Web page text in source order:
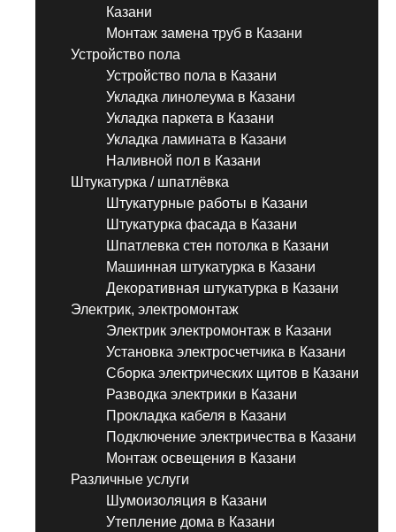
Казани
Монтаж замена труб в Казани
Устройство пола
Устройство пола в Казани
Укладка линолеума в Казани
Укладка паркета в Казани
Укладка ламината в Казани
Наливной пол в Казани
Штукатурка / шпатлёвка
Штукатурные работы в Казани
Штукатурка фасада в Казани
Шпатлевка стен потолка в Казани
Машинная штукатурка в Казани
Декоративная штукатурка в Казани
Электрик, электромонтаж
Электрик электромонтаж в Казани
Установка электросчетчика в Казани
Сборка электрических щитов в Казани
Разводка электрики в Казани
Прокладка кабеля в Казани
Подключение электричества в Казани
Монтаж освещения в Казани
Различные услуги
Шумоизоляция в Казани
Утепление дома в Казани